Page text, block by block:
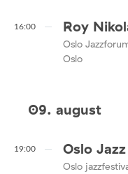
16:00 Roy
Oslo
Oslo
09. august
19:00 Oslo
Oslo